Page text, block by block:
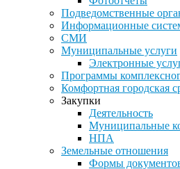
Подведомственные
Информационные
СМИ
Муниципальные услуги
Электронные
Программы
Комфортная городская
Закупки
Деятельность
Муниципальные
НПА
Земельные отношения
Формы